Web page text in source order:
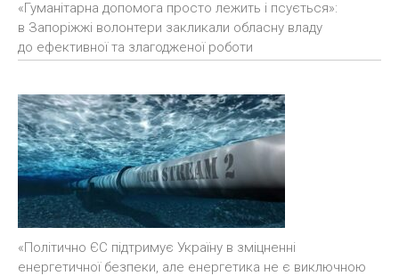
«Гуманітарна допомога просто лежить і псується»:
в Запоріжжі волонтери закликали обласну владу
до ефективної та злагодженої роботи
«Політично ЄС підтримує Україну в зміцненні
енергетичної безпеки, але енергетика не є виключною